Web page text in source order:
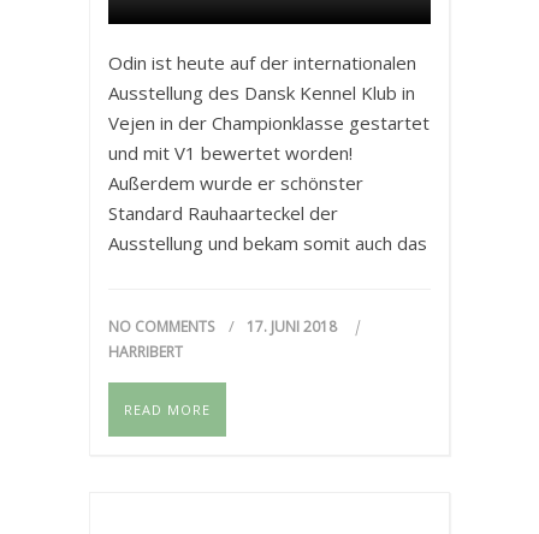
Odin ist heute auf der internationalen
Ausstellung des Dansk Kennel Klub in
Vejen in der Championklasse gestartet
und mit V1 bewertet worden!
Außerdem wurde er schönster
Standard Rauhaarteckel der
Ausstellung und bekam somit auch das
zu beantragen! Am verrücktesten
jedoch ist die mit…
NO COMMENTS
17. JUNI 2018
HARRIBERT
READ MORE